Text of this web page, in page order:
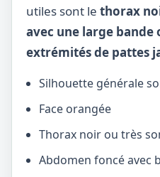
utiles sont le thorax
avec une large bande
extrémités de pattes
Silhouette générale
Face orangée
Thorax noir ou très
Abdomen foncé avec